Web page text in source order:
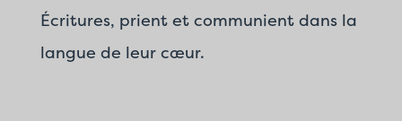
Écritures, prient et communient dans la
langue de leur cœur.